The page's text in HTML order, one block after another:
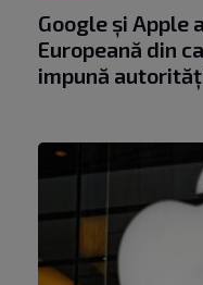
Google și Apple
Europeană din
impună